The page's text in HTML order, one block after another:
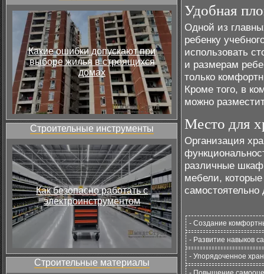
Какие ошибки допускают при
выборе жилья в строящихся
домах
Строительные инструменты
Как безопасно работать с
электроинструментом
Строительные материалы
Удобная
Одной из
ребенку
использовать
и размерам
только
Кроме того, в
можно
Место для
Организация
различные
мебели,
- Создание
- Развитие навыков
- Упорядоченное